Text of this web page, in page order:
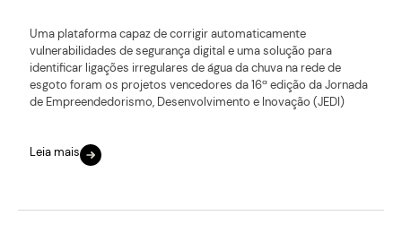
Uma plataforma capaz de corrigir automaticamente
vulnerabilidades de segurança digital e uma solução para
identificar ligações irregulares de água da chuva na rede de
esgoto foram os projetos vencedores da 16ª edição da Jornada
de Empreendedorismo, Desenvolvimento e Inovação (JEDI)
Leia mais